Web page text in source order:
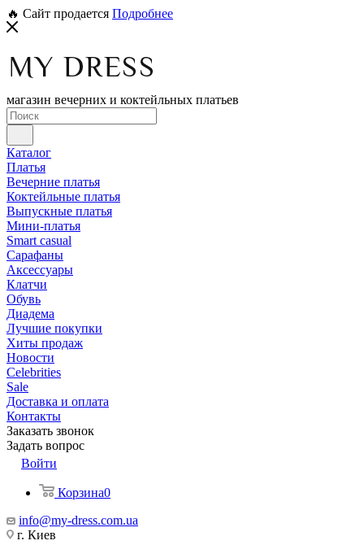
🔥 Сайт продается Подробнее
магазин вечерних и коктейльных платьев
Каталог
Платья
Вечерние платья
Коктейльные платья
Выпускные платья
Мини-платья
Smart casual
Сарафаны
Аксессуары
Клатчи
Обувь
Диадема
Лучшие покупки
Хиты продаж
Новости
Celebrities
Sale
Доставка и оплата
Контакты
Заказать звонок
Задать вопрос
Войти
Корзина0
info@my-dress.com.ua
г. Киев